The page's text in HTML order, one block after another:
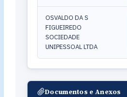
OSVALDO DA S
FIGUEIREDO
SOCIEDADE
UNIPESSOAL LTDA
Documentos e Anexos